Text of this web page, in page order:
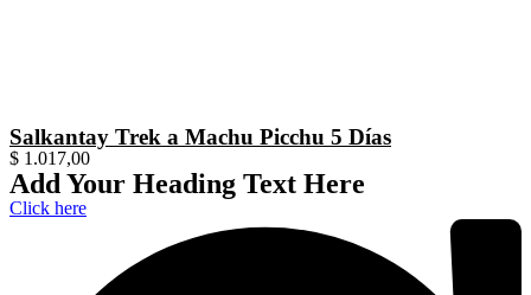
Salkantay Trek a Machu Picchu 5 Días
$ 1.017,00
Add Your Heading Text Here
Click here